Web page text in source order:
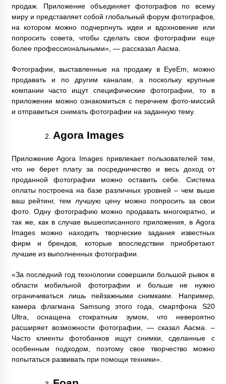
продаж. Приложение объединяет фотографов по всему
миру и представляет собой глобальный форум фотографов,
на котором можно подчерпнуть идеи и вдохновение или
попросить совета, чтобы сделать свои фотографии еще
более профессиональными», — рассказал Аасма.
Фотографии, выставленные на продажу в EyeEm, можно
продавать и по другим каналам, а поскольку крупные
компании часто ищут специфические фотографии, то в
приложении можно ознакомиться с перечнем фото-миссий
и отправиться снимать фотографии на заданную тему.
Agora Images
Приложение Agora Images привлекает пользователей тем,
что не берет плату за посредничество и весь доход от
проданной фотографии можно оставить себе. Система
оплаты построена на базе различных уровней – чем выше
ваш рейтинг, тем лучшую цену можно попросить за свои
фото. Одну фотографию можно продавать многократно, и
так же, как в случае вышеописанного приложения, в Agora
Images можно находить творческие задания известных
фирм и брендов, которые впоследствии приобретают
лучшие из выполненных фотографии.
«За последний год технологии совершили большой рывок в
области мобильной фотографии и больше не нужно
ограничиваться лишь пейзажными снимками. Например,
камера флагмана Samsung этого года, смартфона S20
Ultra, оснащена стократным зумом, что невероятно
расширяет возможности фотографии, — сказал Аасма. –
Часто клиенты фотобанков ищут снимки, сделанные с
особенным подходом, поэтому свое творчество можно
попытаться развивать при помощи техники».